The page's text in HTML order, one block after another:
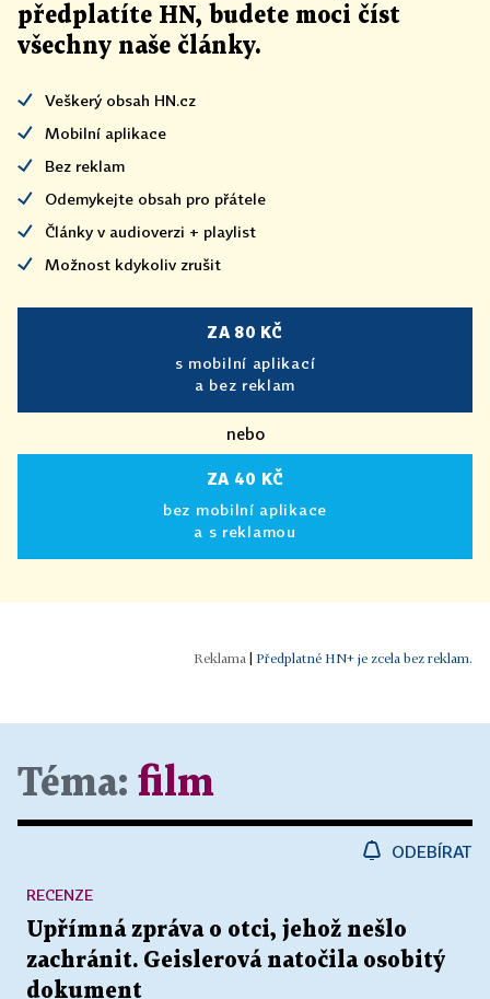
předplatíte HN, budete moci číst
všechny naše články.
Veškerý obsah HN.cz
Mobilní aplikace
Bez reklam
Odemykejte obsah pro přátele
Články v audioverzi + playlist
Možnost kdykoliv zrušit
ZA 80 KČ
s mobilní aplikací
a bez reklam
nebo
ZA 40 KČ
bez mobilní aplikace
a s reklamou
Předplatné HN+ je zcela bez reklam.
Téma: film
ODEBÍRAT
Upřímná zpráva o otci, jehož nešlo
zachránit. Geislerová natočila osobitý
dokument
RECENZE